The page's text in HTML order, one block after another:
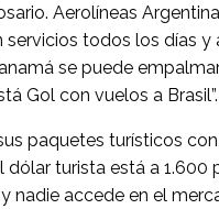
Aerolíneas
todos los días y
se puede
Gol con vuelos a Brasil”.
paquetes turísticos con
turista está a 1.600
nadie accede en el